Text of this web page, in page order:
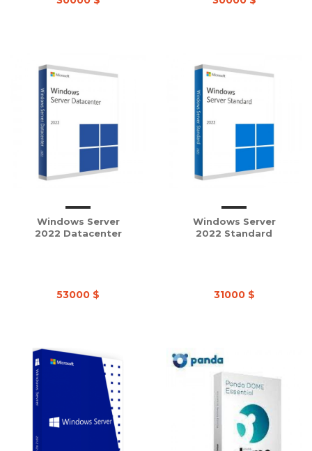
Windows Server
2022 Datacenter
53000 $
Windows Server
2022 Standard
31000 $